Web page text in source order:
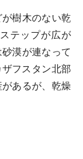
樹木のない乾
テップが広が
漠が連なって
フスタン北部
あるが、乾燥